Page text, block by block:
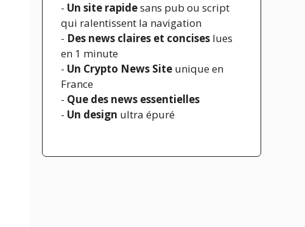
- Un site rapidesans pub ou script
qui ralentissent la navigation
- Des news claires et concises lues
en 1 minute
- Un Crypto News Site unique en
France
- Que des news essentielles
- Un design ultra épuré